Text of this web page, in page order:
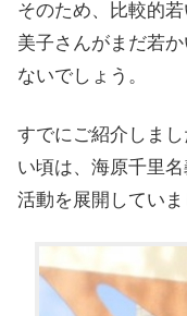
そのため、比較的
美子さんがまだ若
ないでしょう。
すでにご紹介しま
い頃は、海原千里
活動を展開していま